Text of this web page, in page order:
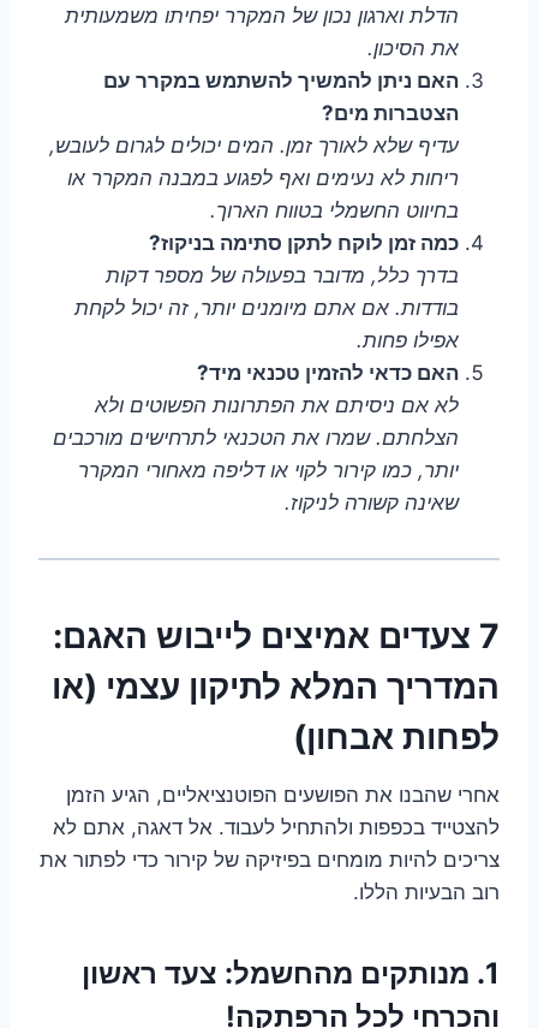
הדלת וארגון נכון של המקרר יפחיתו משמעותית
את הסיכון.
האם ניתן להמשיך להשתמש במקרר עם
הצטברות מים?
עדיף שלא לאורך זמן. המים יכולים לגרום לעובש,
ריחות לא נעימים ואף לפגוע במבנה המקרר או
בחיווט החשמלי בטווח הארוך.
כמה זמן לוקח לתקן סתימה בניקוז?
בדרך כלל, מדובר בפעולה של מספר דקות
בודדות. אם אתם מיומנים יותר, זה יכול לקחת
אפילו פחות.
האם כדאי להזמין טכנאי מיד?
לא אם ניסיתם את הפתרונות הפשוטים ולא
הצלחתם. שמרו את הטכנאי לתרחישים מורכבים
יותר, כמו קירור לקוי או דליפה מאחורי המקרר
שאינה קשורה לניקוז.
7 צעדים אמיצים לייבוש האגם:
המדריך המלא לתיקון עצמי (או
לפחות אבחון)
אחרי שהבנו את הפושעים הפוטנציאליים, הגיע הזמן
להצטייד בכפפות ולהתחיל לעבוד. אל דאגה, אתם לא
צריכים להיות מומחים בפיזיקה של קירור כדי לפתור את
רוב הבעיות הללו.
1. מנותקים מהחשמל: צעד ראשון
והכרחי לכל הרפתקה!